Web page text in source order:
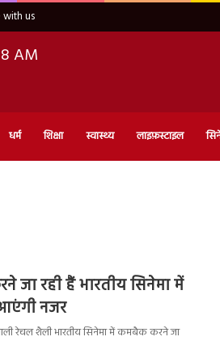
us
AM
धर्म शिक्षा स्वास्थ्य लाइफ़स्टाइल
जा रही हैं भारतीय सिनेमा में
नजर
रेचल शैली भारतीय सिनेमा में कमबैक करने जा